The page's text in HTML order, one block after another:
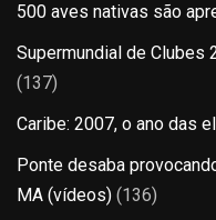
500 aves nativas são
Supermundial de Clubes
(137)
Caribe: 2007, o ano das
Ponte desaba
MA (vídeos) (136)